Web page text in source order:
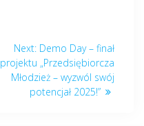
Next: Next
post:
Demo Day – finał
projektu „Przedsiębiorcza
Młodzież – wyzwól swój
potencjał 2025!”